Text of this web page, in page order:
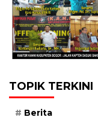
TOPIK TERKINI
Berita